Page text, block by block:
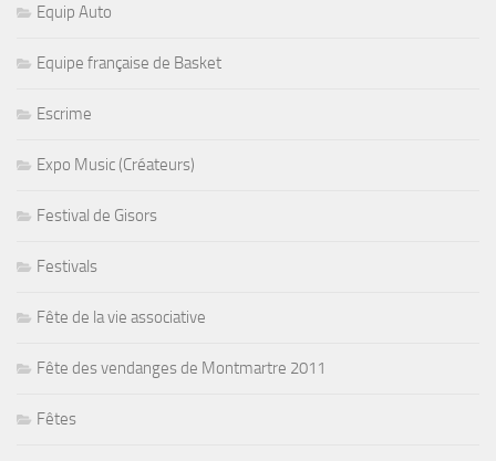
Equip Auto
Equipe française de Basket
Escrime
Expo Music (Créateurs)
Festival de Gisors
Festivals
Fête de la vie associative
Fête des vendanges de Montmartre 2011
Fêtes